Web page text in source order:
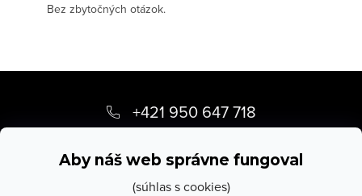
Aby náš web správne fungoval
(súhlas s cookies)
Bez zbytočných otázok.
p
+421 950 647 718